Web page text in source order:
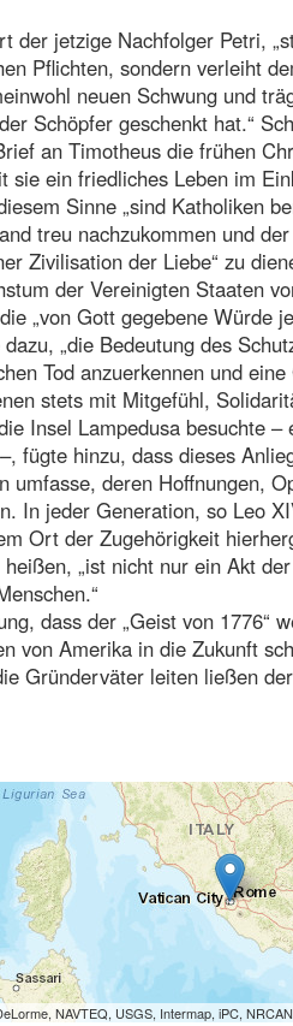
der jetzige Nachfolger Petri,
Pflichten, sondern verleiht
neuen Schwung und
Schöpfer geschenkt hat.“
an Timotheus die frühen
sie ein friedliches Leben im
Sinne „sind Katholiken
treu nachzukommen und
Zivilisation der Liebe“ zu
der Vereinigten Staaten
„von Gott gegebene Würde
„die Bedeutung des
Tod anzuerkennen und
stets mit Mitgefühl,
Insel Lampedusa besuchte
fügte hinzu, dass dieses
umfasse, deren Hoffnungen,
In jeder Generation, so Leo
Ort der Zugehörigkeit
„ist nicht nur ein Akt
dass der „Geist von 1776“
von Amerika in die Zukunft
Gründerväter leiten ließen
NAVTEQ, USGS, Intermap, iPC,